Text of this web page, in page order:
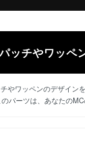
ッチやワッペ
やワッペンのデザイン
パーツは、あなたの